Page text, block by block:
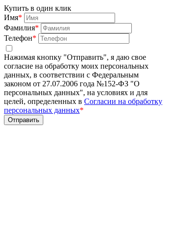
Купить в один клик
Имя*
Фамилия*
Телефон*
Нажимая кнопку "Отправить", я даю свое
согласие на обработку моих персональных
данных, в соответствии с Федеральным
законом от 27.07.2006 года №152-ФЗ "О
персональных данных", на условиях и для
целей, определенных в Согласии на обработку
персональных данных*